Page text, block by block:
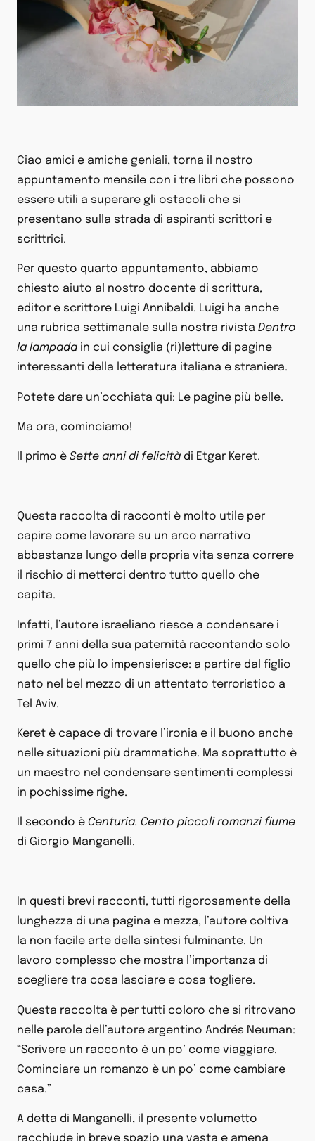
Ciao amici e amiche geniali, torna il nostro
appuntamento mensile con i tre libri che possono
essere utili a superare gli ostacoli che si
presentano sulla strada di aspiranti scrittori e
scrittrici.
Per questo quarto appuntamento, abbiamo
chiesto aiuto al nostro docente di scrittura,
editor e scrittore Luigi Annibaldi. Luigi ha anche
una rubrica settimanale sulla nostra rivista Dentro
la lampada in cui consiglia (ri)letture di pagine
interessanti della letteratura italiana e straniera.
Potete dare un’occhiata qui: Le pagine più belle.
Ma ora, cominciamo!
Il primo è Sette anni di felicità di Etgar Keret.
Questa raccolta di racconti è molto utile per
capire come lavorare su un arco narrativo
abbastanza lungo della propria vita senza correre
il rischio di metterci dentro tutto quello che
capita.
Infatti, l’autore israeliano riesce a condensare i
primi 7 anni della sua paternità raccontando solo
quello che più lo impensierisce: a partire dal figlio
nato nel bel mezzo di un attentato terroristico a
Tel Aviv.
Keret è capace di trovare l’ironia e il buono anche
nelle situazioni più drammatiche. Ma soprattutto è
un maestro nel condensare sentimenti complessi
in pochissime righe.
Il secondo è Centuria. Cento piccoli romanzi fiume
di Giorgio Manganelli.
In questi brevi racconti, tutti rigorosamente della
lunghezza di una pagina e mezza, l’autore coltiva
la non facile arte della sintesi fulminante. Un
lavoro complesso che mostra l’importanza di
scegliere tra cosa lasciare e cosa togliere.
Questa raccolta è per tutti coloro che si ritrovano
nelle parole dell’autore argentino Andrés Neuman:
“Scrivere un racconto è un po’ come viaggiare.
Cominciare un romanzo è un po’ come cambiare
casa.”
A detta di Manganelli, il presente volumetto
racchiude in breve spazio una vasta e amena